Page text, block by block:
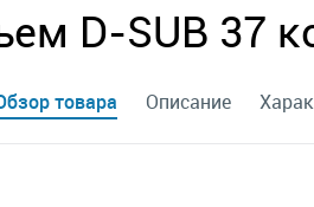
D-SUB 37
товара Описание